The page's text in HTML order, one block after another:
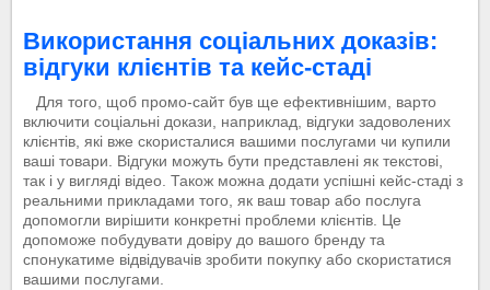
Використання соціальних доказів:
відгуки клієнтів та кейс-стаді
Для того, щоб промо-сайт був ще ефективнішим, варто
включити соціальні докази, наприклад, відгуки задоволених
клієнтів, які вже скористалися вашими послугами чи купили
ваші товари. Відгуки можуть бути представлені як текстові,
так і у вигляді відео. Також можна додати успішні кейс-стаді з
реальними прикладами того, як ваш товар або послуга
допомогли вирішити конкретні проблеми клієнтів. Це
допоможе побудувати довіру до вашого бренду та
спонукатиме відвідувачів зробити покупку або скористатися
вашими послугами.